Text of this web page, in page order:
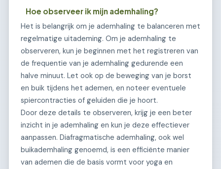
Hoe observeer ik mijn ademhaling?
Het is belangrijk om je ademhaling te balanceren met
regelmatige uitademing. Om je ademhaling te
observeren, kun je beginnen met het registreren van
de frequentie van je ademhaling gedurende een
halve minuut. Let ook op de beweging van je borst
en buik tijdens het ademen, en noteer eventuele
spiercontracties of geluiden die je hoort.
Door deze details te observeren, krijg je een beter
inzicht in je ademhaling en kun je deze effectiever
aanpassen. Diafragmatische ademhaling, ook wel
buikademhaling genoemd, is een efficiënte manier
van ademen die de basis vormt voor yoga en